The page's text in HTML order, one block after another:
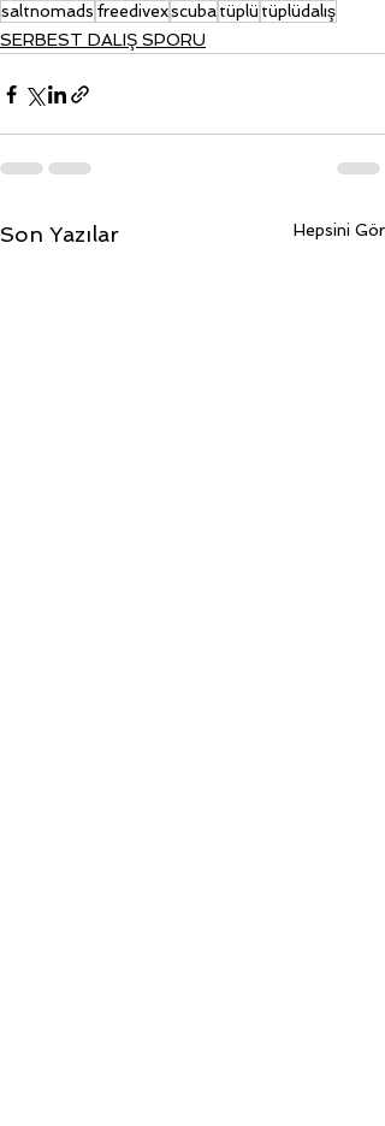
saltnomads freedivexscubatüplü tüplüdalış
SERBEST DALIŞ SPORU
Son Yazılar Hepsini Gör